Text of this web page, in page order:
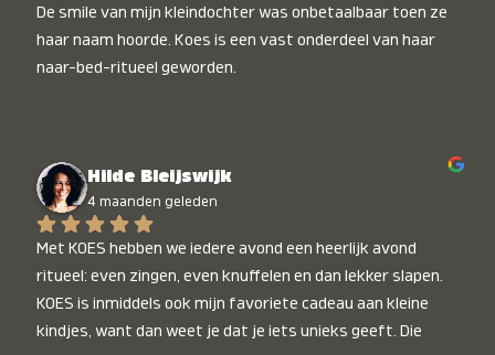
De smile van mijn kleindochter was onbetaalbaar toen ze
haar naam hoorde. Koes is een vast onderdeel van haar
naar-bed-ritueel geworden.
Hilde Bleijswijk
4 maanden geleden
Met KOES hebben we iedere avond een heerlijk avond
ritueel: even zingen, even knuffelen en dan lekker slapen.
KOES is inmiddels ook mijn favoriete cadeau aan kleine
kindjes, want dan weet je dat je iets unieks geeft. Die